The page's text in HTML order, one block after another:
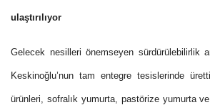
ulaştırılıyor
Gelecek nesilleri önemseyen sürdürülebilirlik
Keskinoğlu’nun tam entegre tesislerinde
ürünleri, sofralık yumurta, pastörize yumurta